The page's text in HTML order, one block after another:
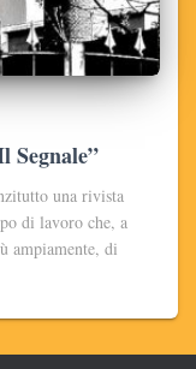
Segnale”
una rivista
di lavoro che, a
ampiamente, di